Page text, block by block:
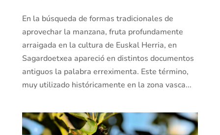
En la búsqueda de formas tradicionales de
aprovechar la manzana, fruta profundamente
arraigada en la cultura de Euskal Herria, en
Sagardoetxea apareció en distintos documentos
antiguos la palabra erreximenta. Este término,
muy utilizado históricamente en la zona vasca...